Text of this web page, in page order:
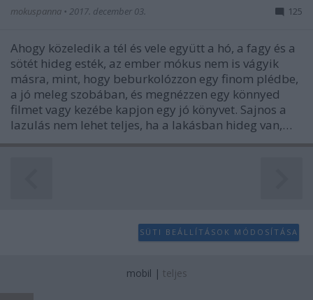
mokuspanna • 2017. december 03. 125
Ahogy közeledik a tél és vele együtt a hó, a fagy és a
sötét hideg esték, az ember mókus nem is vágyik
másra, mint, hogy beburkolózzon egy finom plédbe,
a jó meleg szobában, és megnézzen egy könnyed
filmet vagy kezébe kapjon egy jó könyvet. Sajnos a
lazulás nem lehet teljes, ha a lakásban hideg van,…
SÜTI BEÁLLÍTÁSOK MÓDOSÍTÁSA
mobil | teljes